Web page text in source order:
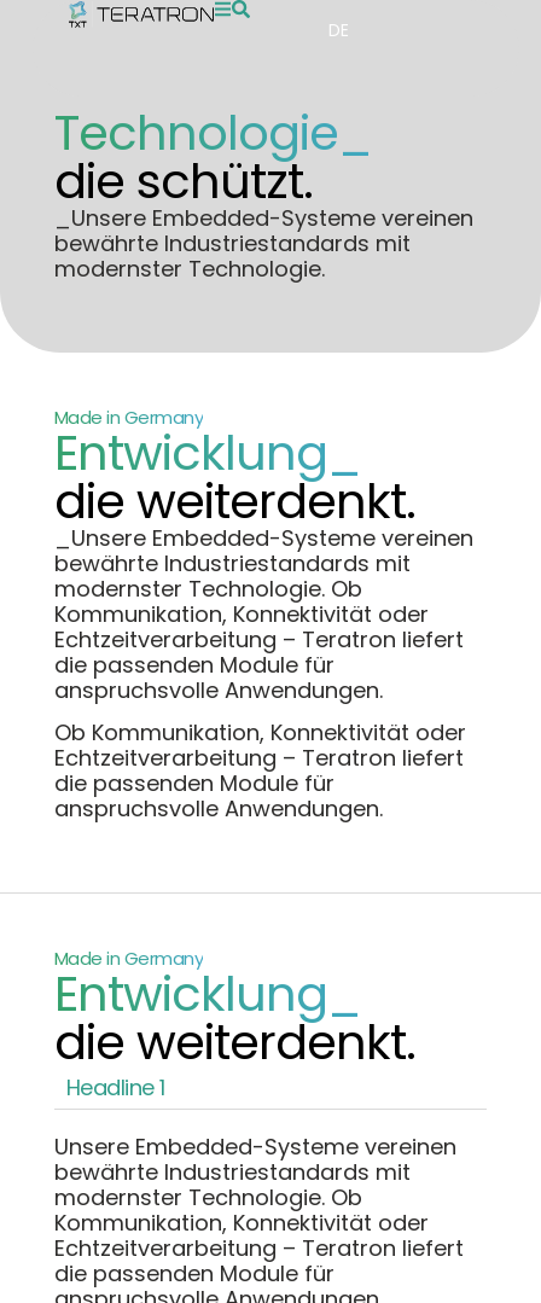
DE
Technologie_
die schützt.
_Unsere Embedded-Systeme vereinen
bewährte Industriestandards mit
modernster Technologie.
Made in Germany
Entwicklung_
die weiterdenkt.
_Unsere Embedded-Systeme vereinen
bewährte Industriestandards mit
modernster Technologie. Ob
Kommunikation, Konnektivität oder
Echtzeitverarbeitung – Teratron liefert
die passenden Module für
anspruchsvolle Anwendungen.
Ob Kommunikation, Konnektivität oder
Echtzeitverarbeitung – Teratron liefert
die passenden Module für
anspruchsvolle Anwendungen.
Made in Germany
Entwicklung_
die weiterdenkt.
Headline 1
Unsere Embedded-Systeme vereinen
bewährte Industriestandards mit
modernster Technologie. Ob
Kommunikation, Konnektivität oder
Echtzeitverarbeitung – Teratron liefert
die passenden Module für